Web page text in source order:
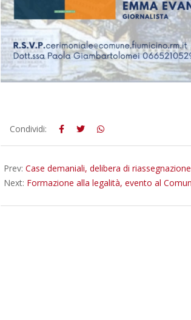
2024-
11-
Condividi:
Prev: Case demaniali, delibera di
Next: Formazione alla legalità, evento al